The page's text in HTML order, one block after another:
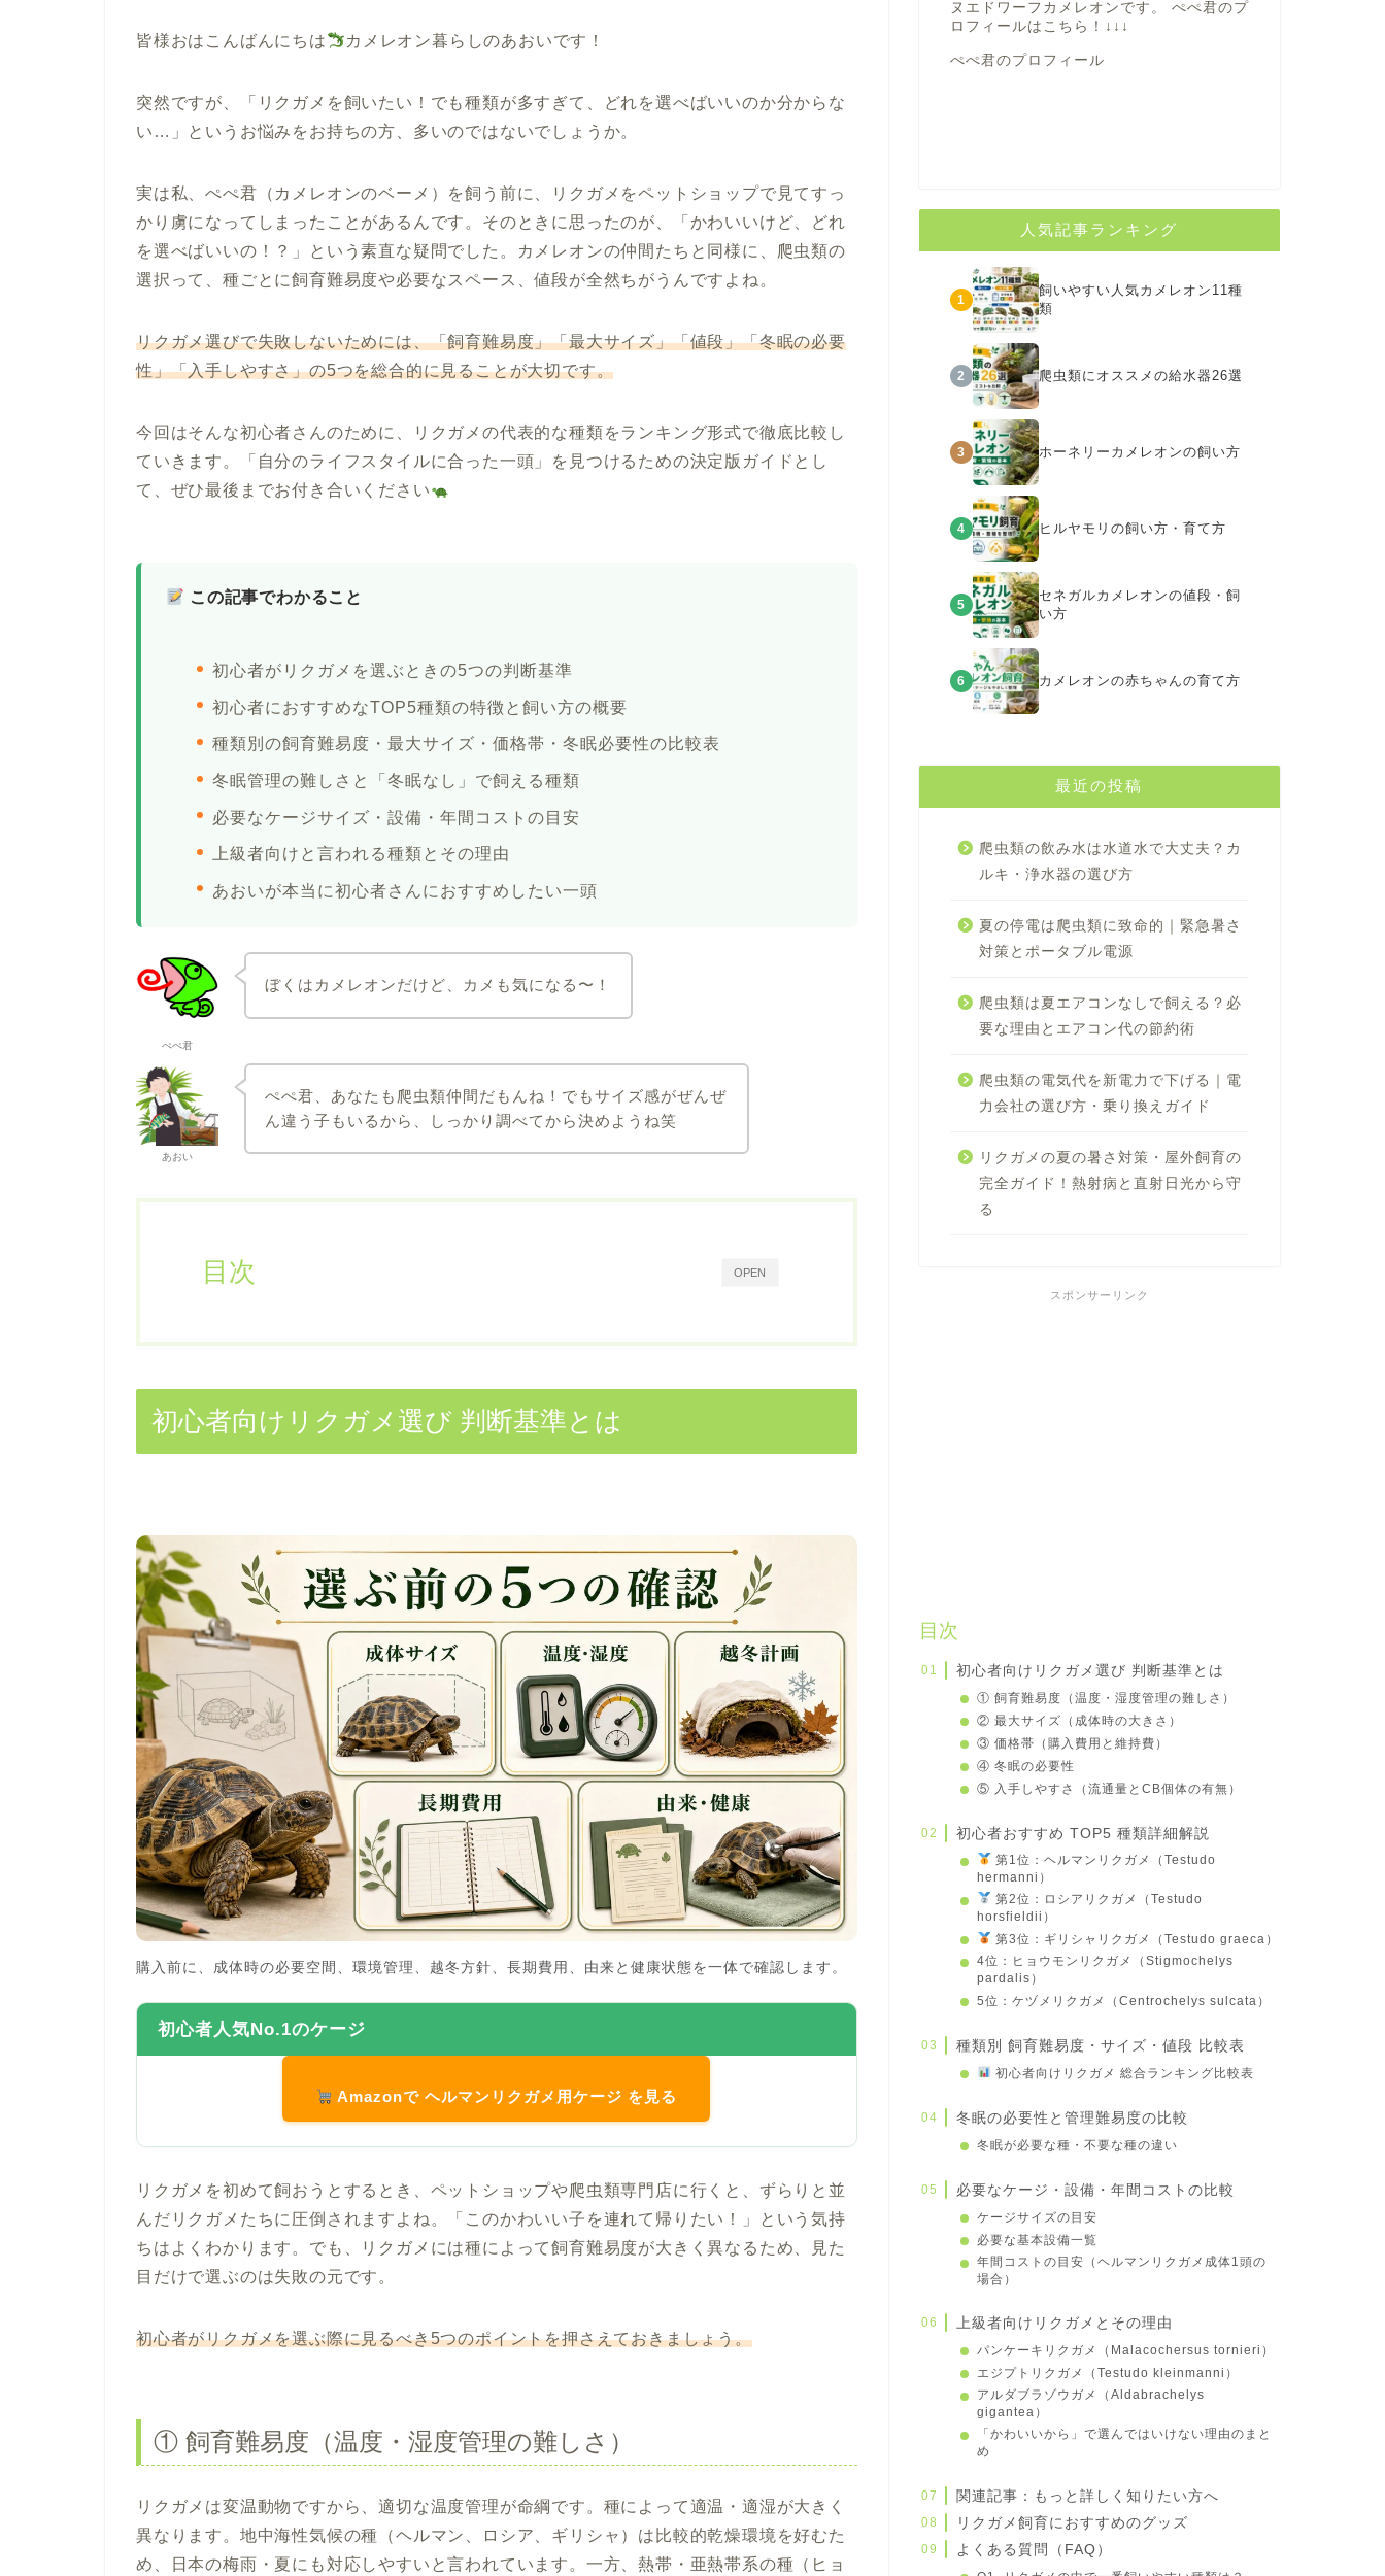
皆様おはこんばんにちは カメレオン暮らしのあおいです！
突然ですが、「リクガメを飼いたい！でも種類が多すぎて、どれを選べばいいのか分からな
い…」というお悩みをお持ちの方、多いのではないでしょうか。
実は私、ぺぺ君（カメレオンのベーメ）を飼う前に、リクガメをペットショップで見てすっ
かり虜になってしまったことがあるんです。そのときに思ったのが、「かわいいけど、どれ
を選べばいいの！？」という素直な疑問でした。カメレオンの仲間たちと同様に、爬虫類の
選択って、種ごとに飼育難易度や必要なスペース、値段が全然ちがうんですよね。
リクガメ選びで失敗しないためには、「飼育難易度」「最大サイズ」「値段」「冬眠の必要
性」「入手しやすさ」の5つを総合的に見ることが大切です。
今回はそんな初心者さんのために、リクガメの代表的な種類をランキング形式で徹底比較し
ていきます。「自分のライフスタイルに合った一頭」を見つけるための決定版ガイドとし
て、ぜひ最後までお付き合いください
この記事でわかること
初心者がリクガメを選ぶときの5つの判断基準
初心者におすすめなTOP5種類の特徴と飼い方の概要
種類別の飼育難易度・最大サイズ・価格帯・冬眠必要性の比較表
冬眠管理の難しさと「冬眠なし」で飼える種類
必要なケージサイズ・設備・年間コストの目安
上級者向けと言われる種類とその理由
あおいが本当に初心者さんにおすすめしたい一頭
ぺぺ君
ぼくはカメレオンだけど、カメも気になる〜！
あおい
ぺぺ君、あなたも爬虫類仲間だもんね！でもサイズ感がぜんぜ
ん違う子もいるから、しっかり調べてから決めようね笑
OPEN
目次
初心者向けリクガメ選び 判断基準とは
購入前に、成体時の必要空間、環境管理、越冬方針、長期費用、由来と健康状態を一体で確認します。
初心者人気No.1のケージ
Amazonで ヘルマンリクガメ用ケージ を見る
リクガメを初めて飼おうとするとき、ペットショップや爬虫類専門店に行くと、ずらりと並
んだリクガメたちに圧倒されますよね。「このかわいい子を連れて帰りたい！」という気持
ちはよくわかります。でも、リクガメには種によって飼育難易度が大きく異なるため、見た
目だけで選ぶのは失敗の元です。
初心者がリクガメを選ぶ際に見るべき5つのポイントを押さえておきましょう。
① 飼育難易度（温度・湿度管理の難しさ）
リクガメは変温動物ですから、適切な温度管理が命綱です。種によって適温・適湿が大きく
異なります。地中海性気候の種（ヘルマン、ロシア、ギリシャ）は比較的乾燥環境を好むた
め、日本の梅雨・夏にも対応しやすいと言われています。一方、熱帯・亜熱帯系の種（ヒョ
ヌエドワーフカメレオンです。 ぺぺ君のプ
ロフィールは こちら！ ↓↓↓
ぺぺ君のプロフィール
人気記事ランキング
1
飼いやすい人気カメレオン11種
類
2 爬虫類にオススメの給水器26選
3 ホーネリーカメレオンの飼い方
4 ヒルヤモリの飼い方・育て方
5
セネガルカメレオンの値段・飼
い方
6 カメレオンの赤ちゃんの育て方
最近の投稿
爬虫類の飲み水は水道水で大丈夫？カ
ルキ・浄水器の選び方
夏の停電は爬虫類に致命的｜緊急暑さ
対策とポータブル電源
爬虫類は夏エアコンなしで飼える？必
要な理由とエアコン代の節約術
爬虫類の電気代を新電力で下げる｜電
力会社の選び方・乗り換えガイド
リクガメの夏の暑さ対策・屋外飼育の
完全ガイド！熱射病と直射日光から守
る
スポンサーリンク
目次
初心者向けリクガメ選び 判断基準とは
① 飼育難易度（温度・湿度管理の難しさ）
② 最大サイズ（成体時の大きさ）
③ 価格帯（購入費用と維持費）
④ 冬眠の必要性
⑤ 入手しやすさ（流通量とCB個体の有無）
初心者おすすめ TOP5 種類詳細解説
第1位：ヘルマンリクガメ（Testudo
hermanni）
第2位：ロシアリクガメ（Testudo
horsfieldii）
第3位：ギリシャリクガメ（Testudo graeca）
4位：ヒョウモンリクガメ（Stigmochelys
pardalis）
5位：ケヅメリクガメ（Centrochelys sulcata）
種類別 飼育難易度・サイズ・値段 比較表
初心者向けリクガメ 総合ランキング比較表
冬眠の必要性と管理難易度の比較
冬眠が必要な種・不要な種の違い
必要なケージ・設備・年間コストの比較
ケージサイズの目安
必要な基本設備一覧
年間コストの目安（ヘルマンリクガメ成体1頭の
場合）
上級者向けリクガメとその理由
パンケーキリクガメ（Malacochersus tornieri）
エジプトリクガメ（Testudo kleinmanni）
アルダブラゾウガメ（Aldabrachelys
gigantea）
「かわいいから」で選んではいけない理由のまと
め
関連記事：もっと詳しく知りたい方へ
リクガメ飼育におすすめのグッズ
よくある質問（FAQ）